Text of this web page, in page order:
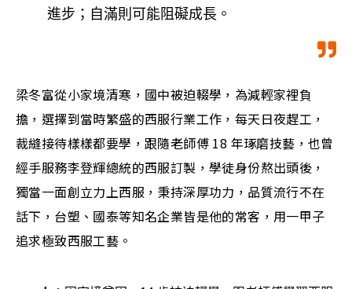
進步；自滿則可能阻礙成長。
梁冬富從小家境清寒，國中被迫輟學，為減輕家裡負
擔，選擇到當時繁盛的西服行業工作，每天日夜趕工，
裁縫接待樣樣都要學，跟隨老師傅 18 年琢磨技藝，也曾
經手服務李登輝總統的西服訂製，學徒身份熬出頭後，
獨當一面創立力上西服，秉持深厚功力，品質流行不在
話下，台塑、國泰等知名企業皆是他的常客，用一甲子
追求極致西服工藝。